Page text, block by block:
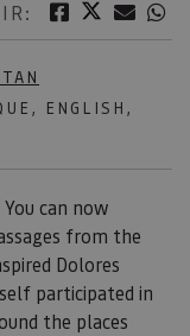
Facebook
Twitter
ENGLISH,
can now
from the
Dolores
participated in
the places